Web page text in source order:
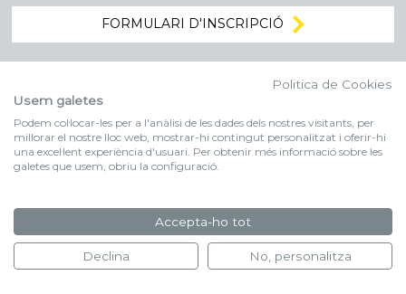
FORMULARI D'INSCRIPCIÓ
Politica de Cookies
Usem galetes
Podem col·locar-les per a l'anàlisi de les dades dels nostres visitants, per
millorar el nostre lloc web, mostrar-hi contingut personalitzat i oferir-hi
una excel·lent experiència d'usuari. Per obtenir més informació sobre les
galetes que usem, obriu la configuració.
Accepta-ho tot
Declina No, personalitza